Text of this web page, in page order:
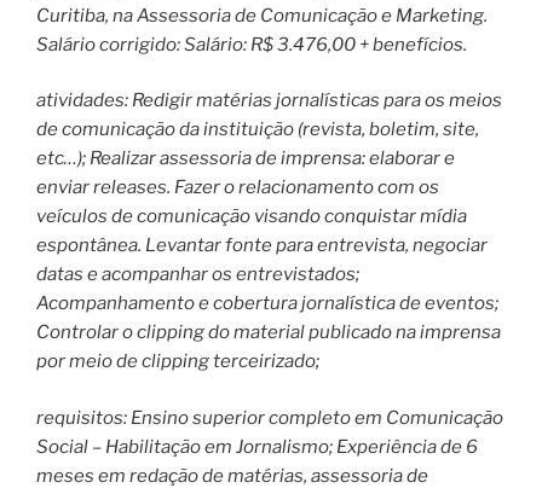
Curitiba, na Assessoria de Comunicação e Marketing.
Salário corrigido: Salário: R$ 3.476,00 + benefícios.
atividades: Redigir matérias jornalísticas para os meios
de comunicação da instituição (revista, boletim, site,
etc…); Realizar assessoria de imprensa: elaborar e
enviar releases. Fazer o relacionamento com os
veículos de comunicação visando conquistar mídia
espontânea. Levantar fonte para entrevista, negociar
datas e acompanhar os entrevistados;
Acompanhamento e cobertura jornalística de eventos;
Controlar o clipping do material publicado na imprensa
por meio de clipping terceirizado;
requisitos: Ensino superior completo em Comunicação
Social – Habilitação em Jornalismo; Experiência de 6
meses em redação de matérias, assessoria de